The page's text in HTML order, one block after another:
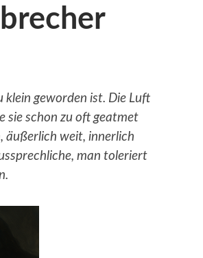
klein geworden ist. Die Luft
sie schon zu oft geatmet
äußerlich weit, innerlich
man toleriert